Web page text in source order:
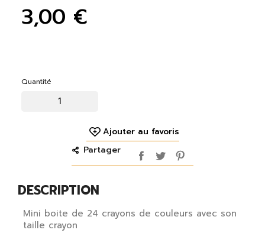
DESCRIPTION
Mini boite de 24 crayons de couleurs avec son
taille crayon
3,00 €
Quantité
Ajouter au favoris
Partager